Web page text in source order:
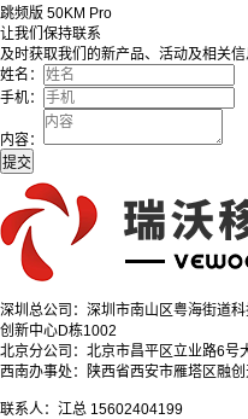
跳频版 50KM Pro
让我们保持联系
及时获取我们的新产品、活动及相关
姓名：
手机：
内容：
深圳总公司：深圳市南山区粤海街道
创新中心D栋1002
北京分公司：北京市昌平区立业路6号
西南办事处：陕西省西安市雁塔区融
联系人：江总 15602404199